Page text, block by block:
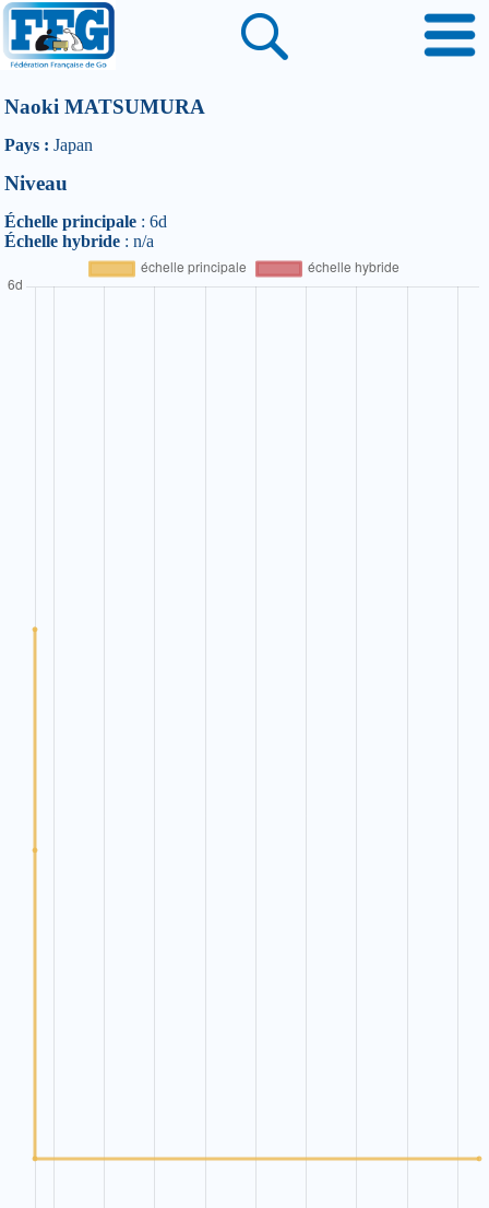
Naoki MATSUMURA
Pays : Japan
Niveau
Échelle principale : 6d
Échelle hybride : n/a